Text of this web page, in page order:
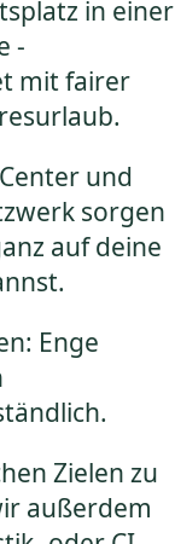
in einer
-
mit fairer
und
sorgen
auf deine
Enge
Zielen zu
außerdem